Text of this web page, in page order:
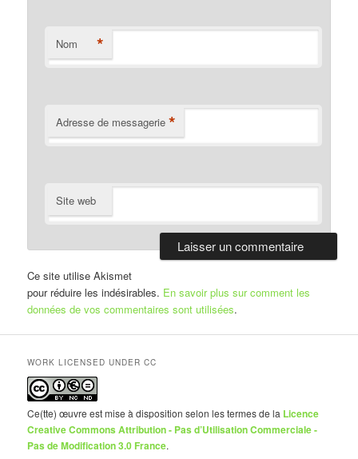
Nom *
Adresse de messagerie *
Site web
Ce site utilise Akismet
pour réduire les indésirables. En savoir plus sur comment les
données de vos commentaires sont utilisées.
WORK LICENSED UNDER CC
Ce(tte) œuvre est mise à disposition selon les termes de la Licence
Creative Commons Attribution - Pas d’Utilisation Commerciale -
Pas de Modification 3.0 France.